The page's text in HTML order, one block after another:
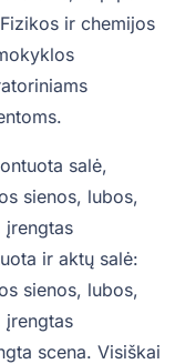
ir chemijos
salė,
sienos, lubos,
įrengtas
ir aktų salė:
sienos, lubos,
įrengtas
scena. Visiškai